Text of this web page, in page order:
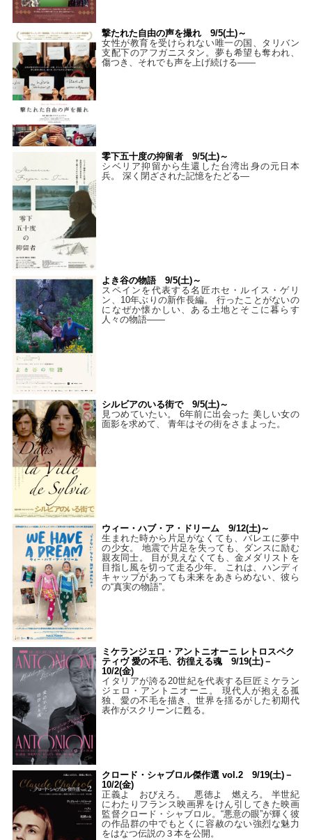
撃たれた自由の声を撮れ 9/5(土)～
女性が教育を受けられない唯一の国、タリバン
支配下のアフガニスタン。夢も希望も奪われ、
傷つき、それでも声を上げ続ける——
零下五十度の抑留者 9/5(土)～
シベリア抑留から生還した台湾出身の元日本
兵。 深く閉ざされた記憶をたどる—
よき谷の物語 9/5(土)～
スペインを代表する名匠ホセ・ルイス・ゲリ
ン、10年ぶりの新作長編。 行ったことがないの
になぜか懐かしい、ある土地とそこに暮らす
人々の物語――
シルビアのいる街で 9/5(土)～
見つめていたい。 6年前に出会った 美しい女の
面影を求めて、 青年はその街をさまよった。
ウィー・ハブ・ア・ドリーム 9/12(土)～
生まれた時から片足がなくても、バレエに夢中
の少女。 地震で片足を失っても、ダンスに励む
親友同士。 目が見えなくても、金メダリストを
目指し風を切って走る少年。 これは、ハンディ
キャップがあっても未来をあきらめない、彼ら
の“真実の物語”。
ミケランジェロ・アントニオーニ レトロスペク
ティヴ 愛の不毛、彷徨える魂 9/19(土)－
10/2(金)
イタリアが誇る20世紀を代表する巨匠ミケラン
ジェロ・アントニオーニ。 現代人が抱える孤
独、愛の不毛を描き、世界を揺るがした初期代
表作がスクリーンに甦る。
クロード・シャブロル傑作選 vol.2 9/19(土)－
10/2(金)
正義よ おびえろ。 悪徳よ 燃えろ。 半世紀
にわたりフランス映画界をけん引してきた映画
監督クロード・シャブロル。“悪意の眼”が輝く彼
の作品群の中でもとくに容赦のない強烈な魅力
をはなつ伝説の３本を公開。